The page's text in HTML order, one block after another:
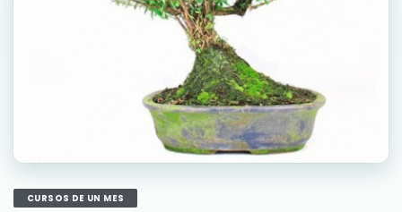
CURSOS DE UN MES